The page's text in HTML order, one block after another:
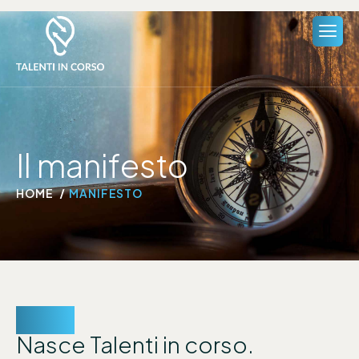
Il manifesto
HOME MANIFESTO
Nasce Talenti in corso.